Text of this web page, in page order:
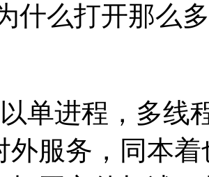
什么打开那么
单进程，多线
外服务，同本